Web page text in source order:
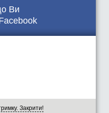
Ви
Закрити!
Нехай
заїв Настиною
це красиве взагалі
до кінця.